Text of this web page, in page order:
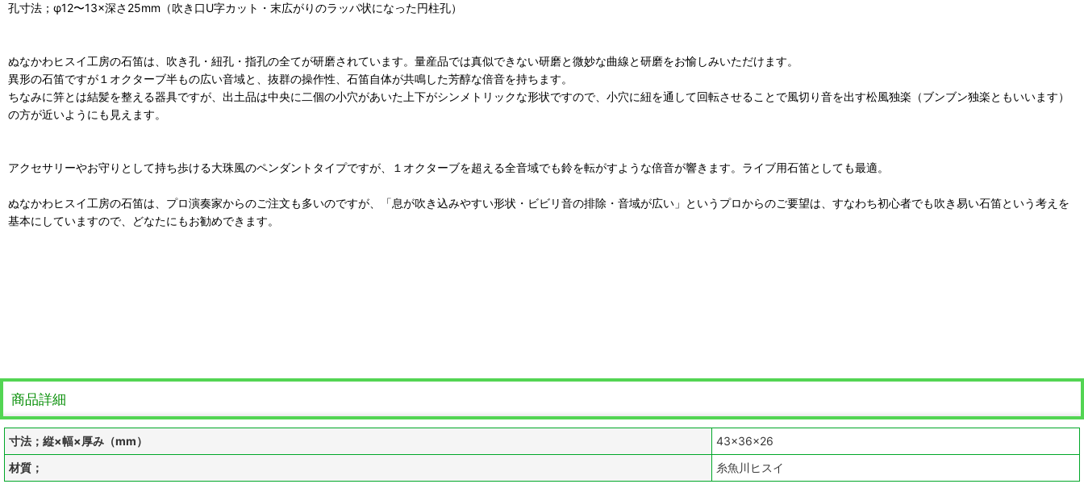
孔寸法；φ12〜13×深さ25mm（吹き口U字カット・末広がりのラッパ状になった円柱孔）
ぬなかわヒスイ工房の石笛は、吹き孔・紐孔・指孔の全てが研磨されています。量産品では真似できない研磨と微妙な曲線と研磨をお愉しみいただけます。
異形の石笛ですが１オクターブ半もの広い音域と、抜群の操作性、石笛自体が共鳴した芳醇な倍音を持ちます。
ちなみに笄とは結髪を整える器具ですが、出土品は中央に二個の小穴があいた上下がシンメトリックな形状ですので、小穴に紐を通して回転させることで風切り音を出す松風独楽（ブンブン独楽ともいいます）
の方が近いようにも見えます。
アクセサリーやお守りとして持ち歩ける大珠風のペンダントタイプですが、１オクターブを超える全音域でも鈴を転がすような倍音が響きます。ライブ用石笛としても最適。
ぬなかわヒスイ工房の石笛は、プロ演奏家からのご注文も多いのですが、「息が吹き込みやすい形状・ビビリ音の排除・音域が広い」というプロからのご要望は、すなわち初心者でも吹き易い石笛という考えを
基本にしていますので、どなたにもお勧めできます。
商品詳細
寸法；縦×幅×厚み（mm）
43×36×26
材質；
糸魚川ヒスイ